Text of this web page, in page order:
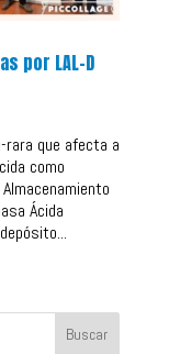
por LAL-D
rara que afecta a
como
Ácida
Buscar